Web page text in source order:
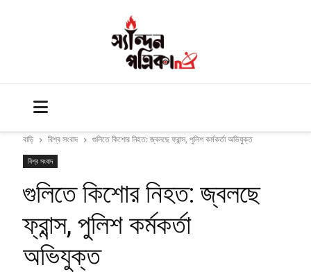
বাড়ি বিশ্ব সংবাদ গুলিতে কিশোর নিহত: জ্বলছে ফ্রান্স, পুলিশ কর্মকর্তা অভিযুক্ত
বিশ্ব সংবাদ
গুলিতে কিশোর নিহত: জ্বলছে
ফ্রান্স, পুলিশ কর্মকর্তা
অভিযুক্ত